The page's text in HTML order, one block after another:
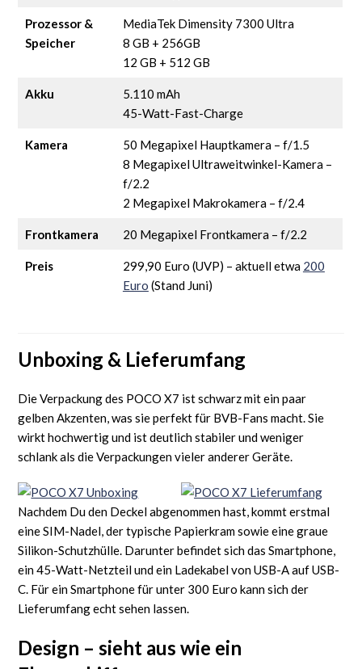
Prozessor &
Speicher
MediaTek Dimensity 7300 Ultra
8 GB + 256GB
12 GB + 512 GB
Akku
5.110 mAh
45-Watt-Fast-Charge
Kamera
50 Megapixel Hauptkamera – f/1.5
8 Megapixel Ultraweitwinkel-Kamera –
f/2.2
2 Megapixel Makrokamera – f/2.4
Frontkamera 20 Megapixel Frontkamera – f/2.2
Preis 299,90 Euro (UVP) – aktuell etwa 200
Euro (Stand Juni)
Unboxing & Lieferumfang
Die Verpackung des POCO X7 ist schwarz mit ein paar
gelben Akzenten, was sie perfekt für BVB-Fans macht. Sie
wirkt hochwertig und ist deutlich stabiler und weniger
schlank als die Verpackungen vieler anderer Geräte.
Nachdem Du den Deckel abgenommen hast, kommt erstmal
eine SIM-Nadel, der typische Papierkram sowie eine graue
Silikon-Schutzhülle. Darunter befindet sich das Smartphone,
ein 45-Watt-Netzteil und ein Ladekabel von USB-A auf USB-
C. Für ein Smartphone für unter 300 Euro kann sich der
Lieferumfang echt sehen lassen.
Design – sieht aus wie ein